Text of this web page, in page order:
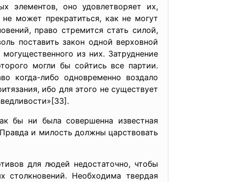
элементов, оно удовлетворяет их,
может прекратиться, как не могут
право стремится стать силой,
поставить закон одной верховной
из них. Затруднение
могли бы сойтись все партии.
когда-либо одновременно воздало
ибо для этого не существует
бы ни была совершенна известная
и милость должны царствовать
для людей недостаточно, чтобы
столкновений. Необходима твердая